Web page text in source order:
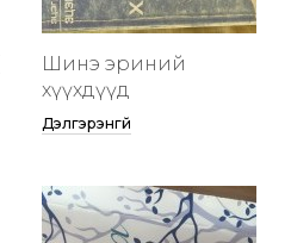
Шинэ эриний
хүүхдүүд
Дэлгэрэнгүй